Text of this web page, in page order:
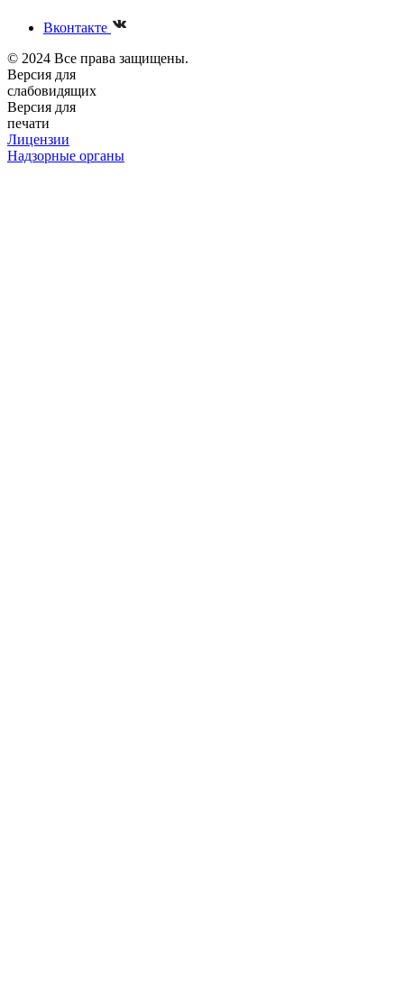
Вконтакте
© 2024 Все права защищены.
Версия для
слабовидящих
Версия для
печати
Лицензии
Надзорные органы